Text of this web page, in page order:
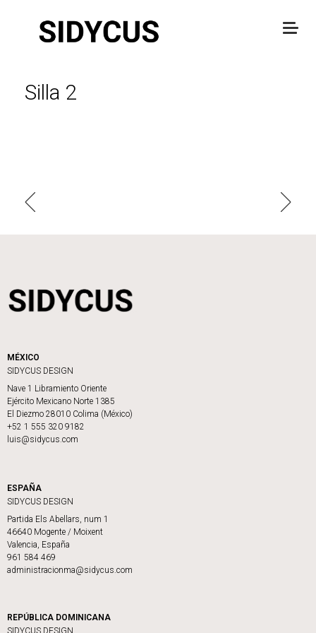
Silla 2
MÉXICO
SIDYCUS DESIGN
Nave 1 Libramiento Oriente
Ejército Mexicano Norte 1385
El Diezmo 28010 Colima (México)
+52 1 555 320 9182
luis@sidycus.com
ESPAÑA
SIDYCUS DESIGN
Partida Els Abellars, num 1
46640 Mogente / Moixent
Valencia, España
961 584 469
administracionma@sidycus.com
REPÚBLICA DOMINICANA